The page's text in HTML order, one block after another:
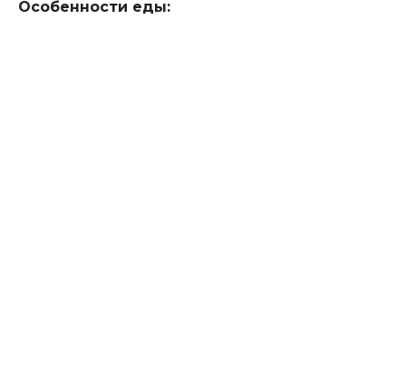
Особенности еды: